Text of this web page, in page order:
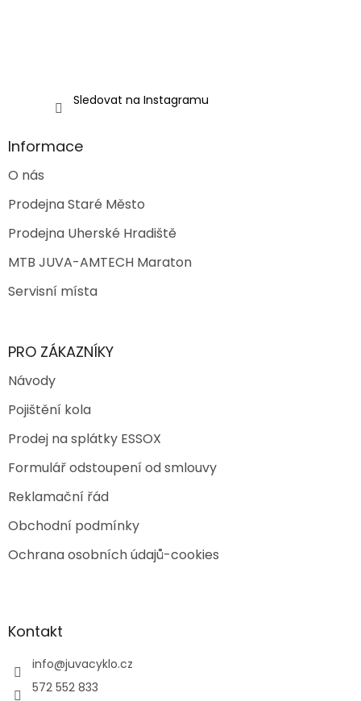
Sledovat na Instagramu
Informace
O nás
Prodejna Staré Město
Prodejna Uherské Hradiště
MTB JUVA-AMTECH Maraton
Servisní místa
PRO ZÁKAZNÍKY
Návody
Pojištění kola
Prodej na splátky ESSOX
Formulář odstoupení od smlouvy
Reklamační řád
Obchodní podmínky
Ochrana osobních údajů-cookies
Kontakt
info@juvacyklo.cz
572 552 833